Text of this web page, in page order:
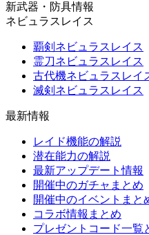
新武器・防具情報
ネビュラスレイス
覇剣ネビュラスレイス
霊刀ネビュラスレイス
古代機ネビュラスレイ
滅剣ネビュラスレイス
最新情報
レイド機能の解説
潜在能力の解説
最新アップデート情報
開催中のガチャまとめ
開催中のイベントまと
コラボ情報まとめ
プレゼントコード一覧